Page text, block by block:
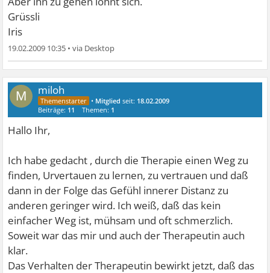
Grüssli
Iris
19.02.2009 10:35 •
M miloh
• Mitglied seit: 18.02.2009
Beiträge: 11 Themen: 1
Hallo Ihr,
Ich habe gedacht , durch die Therapie einen Weg zu
finden, Urvertauen zu lernen, zu vertrauen und daß
dann in der Folge das Gefühl innerer Distanz zu
anderen geringer wird. Ich weiß, daß das kein
einfacher Weg ist, mühsam und oft schmerzlich.
Soweit war das mir und auch der Therapeutin auch
klar.
Das Verhalten der Therapeutin bewirkt jetzt, daß das